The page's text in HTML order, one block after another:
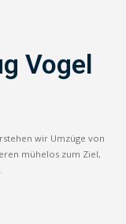
Vogel
wir Umzüge von
mühelos zum Ziel,